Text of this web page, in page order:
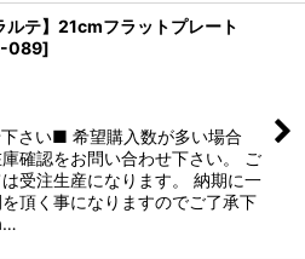
ルテ】21cmフラットプレート
089]
さい■ 希望購入数が多い場合
確認をお問い合わせ下さい。 ご
受注生産になります。 納期に一
頂く事になりますのでご了承下